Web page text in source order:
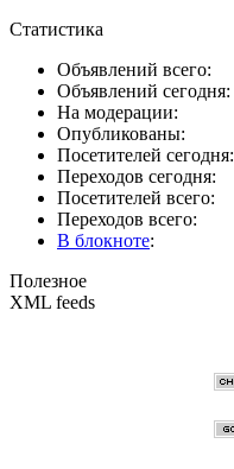
Статистика
Объявлений всего:
Объявлений сегодня:
На модерации:
Опубликованы:
Посетителей сегодня:
Переходов сегодня:
Посетителей всего:
Переходов всего:
В блокноте:
Полезное
XML feeds